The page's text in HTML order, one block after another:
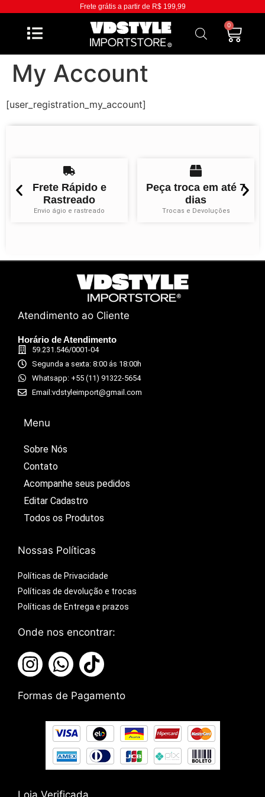
Frete grátis a partir de R$ 199,99
0
My Account
[user_registration_my_account]
Frete Rápido e
Rastreado
Envio ágio e rastreado
Peça troca em até 7
dias
Trocas e Devoluções
Atendimento ao Cliente
Horário de Atendimento
59.231.546/0001-04
Segunda a sexta: 8:00 ás 18:00h
Whatsapp: +55 (11) 91322-5654
Email:vdstyleimport@gmail.com
Menu
Sobre Nós
Contato
Acompanhe seus pedidos​
Editar Cadastro​
Todos os Produtos​
Nossas Políticas
Políticas de Privacidade
Políticas de devolução e trocas
Políticas de Entrega e prazos
Onde nos encontrar:
Formas de Pagamento
Loja Verificada